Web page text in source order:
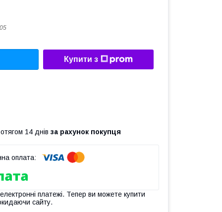
Купити з
14 днів за рахунок покупця
платежі. Тепер ви можете купити
сайту.